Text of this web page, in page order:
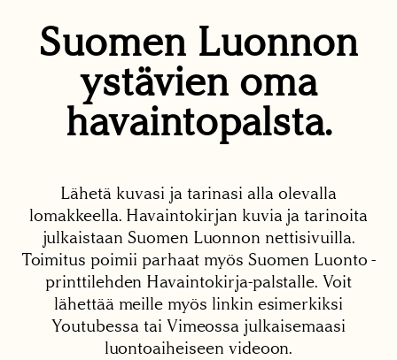
Suomen Luonnon
ystävien oma
havaintopalsta.
Lähetä kuvasi ja tarinasi alla olevalla
lomakkeella. Havaintokirjan kuvia ja tarinoita
julkaistaan Suomen Luonnon nettisivuilla.
Toimitus poimii parhaat myös Suomen Luonto -
printtilehden Havaintokirja-palstalle. Voit
lähettää meille myös linkin esimerkiksi
Youtubessa tai Vimeossa julkaisemaasi
luontoaiheiseen videoon.